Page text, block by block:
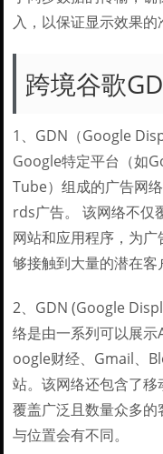
入，以保证显示效果的
跨境谷歌
1、GDN（Google
Google特定平台（如
Tube）组成的广告网
rds广告。 该网络不仅
网站和应用程序，为
够接触到大量的潜在客
2、GDN (Google
络是由一系列可以展
oogle财经、Gmail、
站。该网络还包含了
覆盖广泛且数量众多
与位置会有不同。